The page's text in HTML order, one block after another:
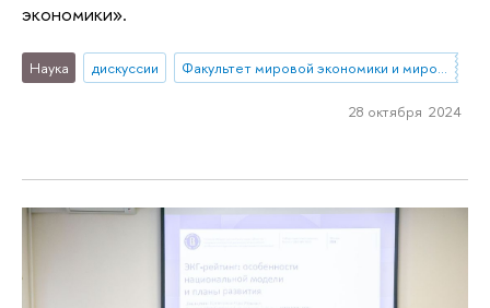
экономики».
Наука дискуссии Факультет мировой экономики и мировой политики
28 октября 2024